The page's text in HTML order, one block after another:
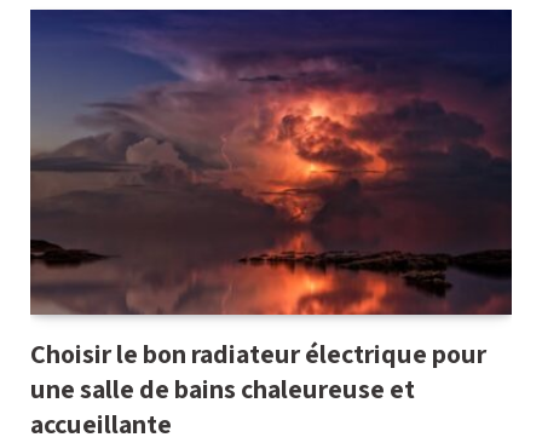
Choisir le bon radiateur électrique pour
une salle de bains chaleureuse et
accueillante